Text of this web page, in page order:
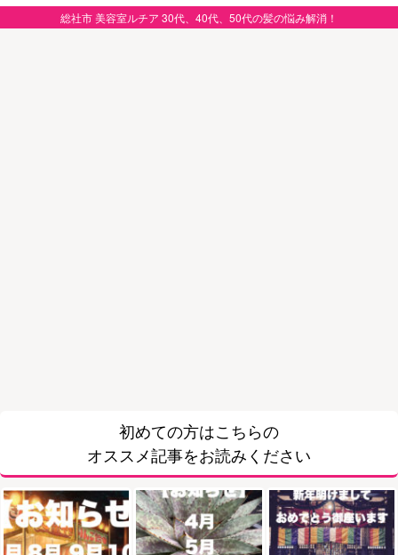
総社市 美容室ルチア 30代、40代、50代の髪の悩み解消！
初めての方はこちらの
オススメ記事をお読みください